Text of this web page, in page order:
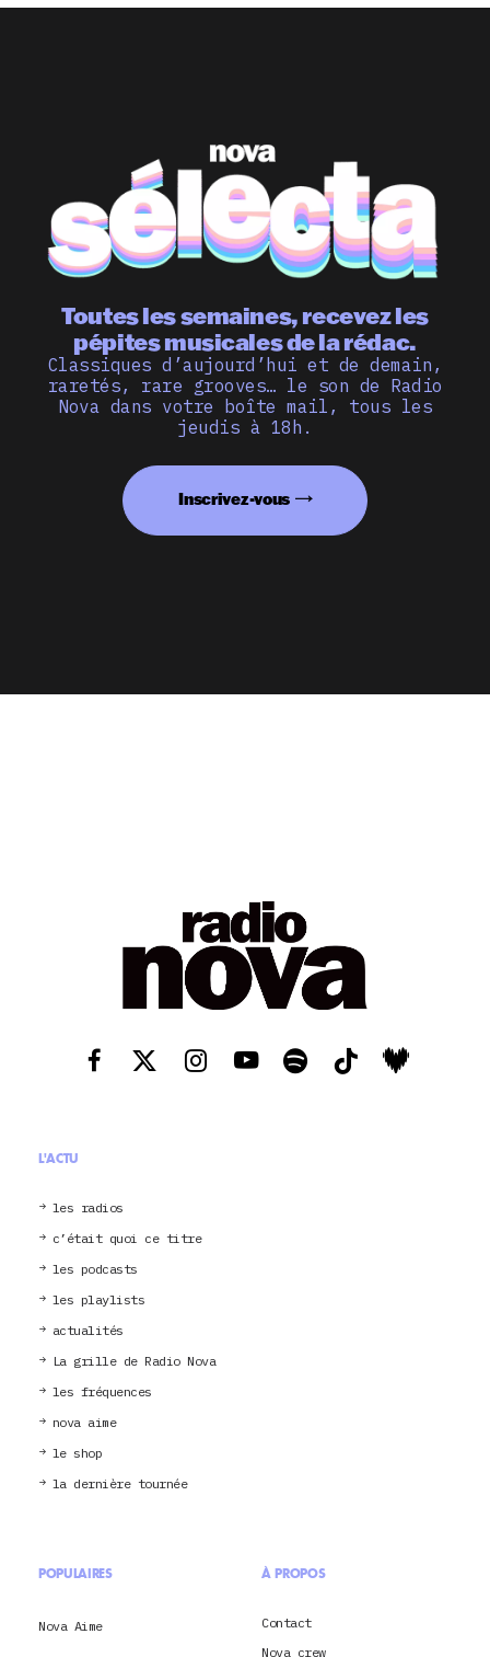
Toutes les semaines, recevez les
pépites musicales de la rédac.
Classiques d’aujourd’hui et de demain,
raretés, rare grooves… le son de Radio
Nova dans votre boîte mail, tous les
jeudis à 18h.
Inscrivez-vous
L'ACTU
les radios
c’était quoi ce titre
les podcasts
les playlists
actualités
La grille de Radio Nova
les fréquences
nova aime
le shop
la dernière tournée
POPULAIRES
Nova Aime
À PROPOS
Contact
Nova crew